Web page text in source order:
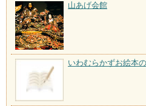
山あげ会館
いわむらかずお絵本